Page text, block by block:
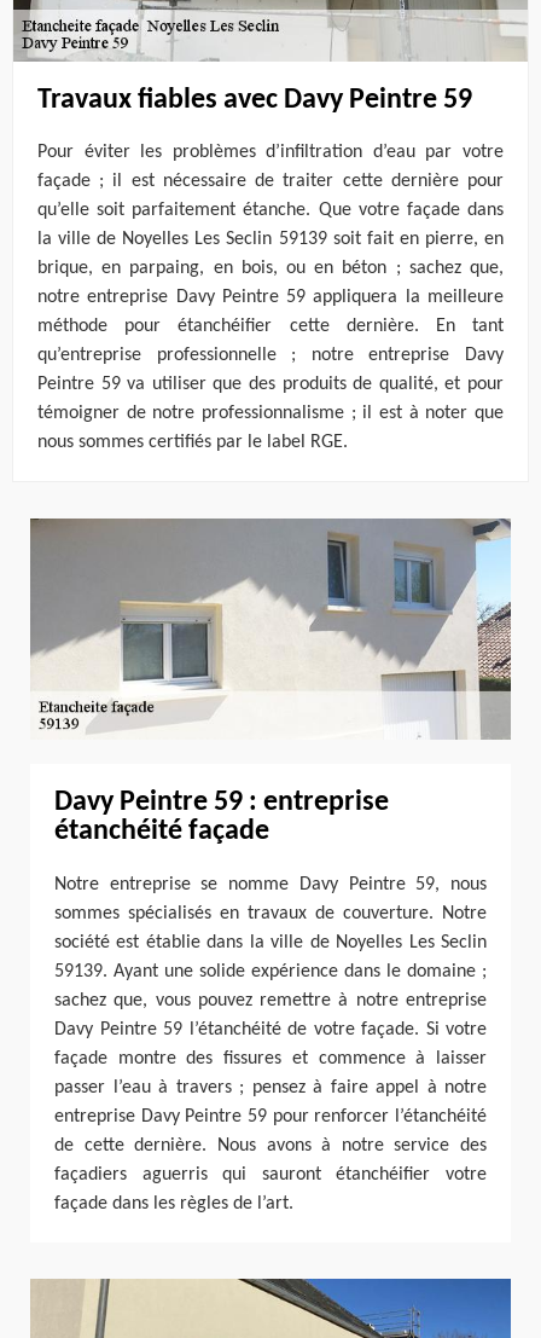
Travaux fiables avec Davy Peintre 59
Pour éviter les problèmes d’infiltration d’eau par votre
façade ; il est nécessaire de traiter cette dernière pour
qu’elle soit parfaitement étanche. Que votre façade dans
la ville de Noyelles Les Seclin 59139 soit fait en pierre, en
brique, en parpaing, en bois, ou en béton ; sachez que,
notre entreprise Davy Peintre 59 appliquera la meilleure
méthode pour étanchéifier cette dernière. En tant
qu’entreprise professionnelle ; notre entreprise Davy
Peintre 59 va utiliser que des produits de qualité, et pour
témoigner de notre professionnalisme ; il est à noter que
nous sommes certifiés par le label RGE.
Davy Peintre 59 : entreprise
étanchéité façade
Notre entreprise se nomme Davy Peintre 59, nous
sommes spécialisés en travaux de couverture. Notre
société est établie dans la ville de Noyelles Les Seclin
59139. Ayant une solide expérience dans le domaine ;
sachez que, vous pouvez remettre à notre entreprise
Davy Peintre 59 l’étanchéité de votre façade. Si votre
façade montre des fissures et commence à laisser
passer l’eau à travers ; pensez à faire appel à notre
entreprise Davy Peintre 59 pour renforcer l’étanchéité
de cette dernière. Nous avons à notre service des
façadiers aguerris qui sauront étanchéifier votre
façade dans les règles de l’art.